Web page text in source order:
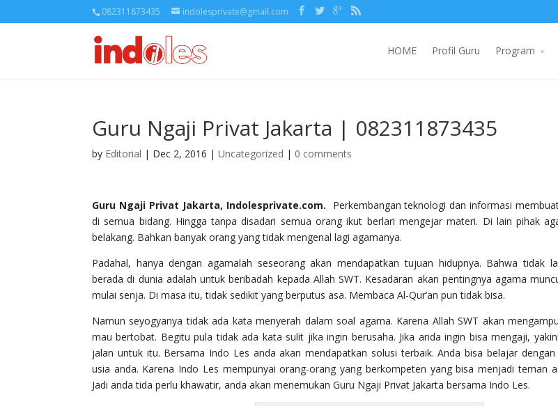
082311873435 indolesprivate@gmail.com
HOME Profil Guru Program
Guru Ngaji Privat Jakarta | 082311873435
by Editorial | Dec 2, 2016 | Uncategorized | 0 comments
Guru Ngaji Privat Jakarta, Indolesprivate.com.
Perkembangan teknologi dan informasi
di semua bidang. Hingga tanpa disadari semua orang ikut berlari mengejar materi. Di lain pihak
belakang. Bahkan banyak orang yang tidak mengenal lagi agamanya.
Padahal, hanya dengan agamalah seseorang akan mendapatkan tujuan hidupnya. Bahwa tidak
berada di dunia adalah untuk beribadah kepada Allah SWT. Kesadaran akan pentingnya agama
mulai senja. Di masa itu, tidak sedikit yang berputus asa. Membaca Al-Qur’an pun tidak bisa.
Namun seyogyanya tidak ada kata menyerah dalam soal agama. Karena Allah SWT akan
mau bertobat. Begitu pula tidak ada kata sulit jika ingin berusaha. Jika anda ingin bisa mengaji,
jalan untuk itu. Bersama Indo Les anda akan mendapatkan solusi terbaik. Anda bisa belajar dengan
usia anda. Karena Indo Les mempunyai orang-orang yang berkompeten yang bisa menjadi teman
Jadi anda tida perlu khawatir, anda akan menemukan Guru Ngaji Privat Jakarta bersama Indo Les.